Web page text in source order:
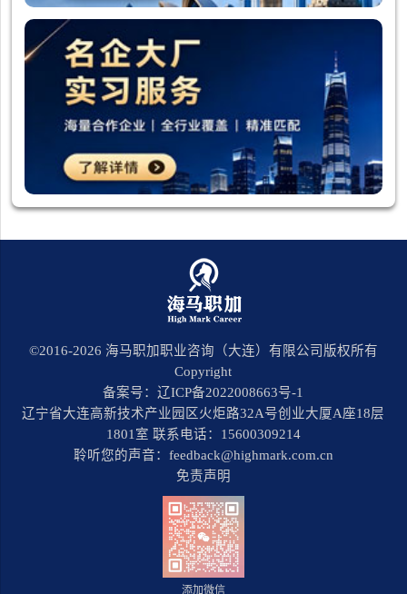
©2016-2026 海马职加职业咨询（大连）有限公司版权所有
Copyright
备案号：辽ICP备2022008663号-1
辽宁省大连高新技术产业园区火炬路32A号创业大厦A座18层
1801室 联系电话：15600309214
聆听您的声音：feedback@highmark.com.cn
免责声明
添加微信